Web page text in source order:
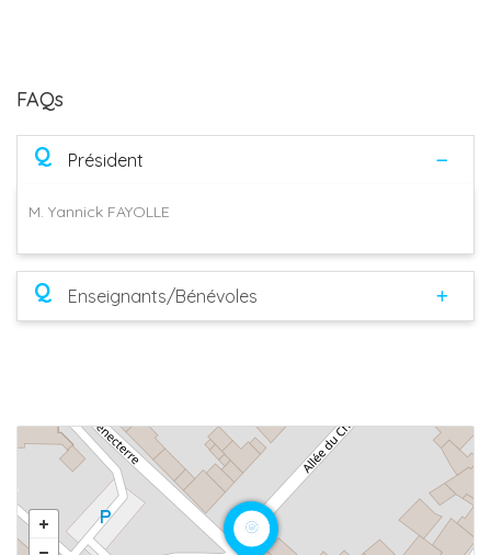
FAQs
Q Président
M. Yannick FAYOLLE
Q Enseignants/Bénévoles